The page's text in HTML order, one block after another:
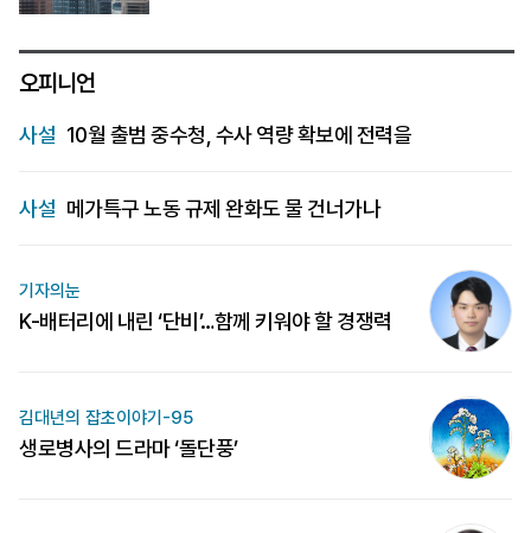
오피니언
사설 10월 출범 중수청, 수사 역량 확보에 전력을
사설 메가특구 노동 규제 완화도 물 건너가나
기자의눈
K-배터리에 내린 ‘단비’…함께 키워야 할 경쟁력
김대년의 잡초이야기-95
생로병사의 드라마 ‘돌단풍’